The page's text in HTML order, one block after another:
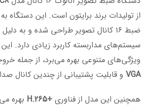
از تولیدات برند برایتون است. این دستگاه
ضبط ۱۶ کانال تصویر طراحی شده و به
سیستم‌های مداربسته کاربرد زیادی دارد.
ویژگی‌های متنوعی بهره می‌برد، از جمله
VGA و قابلیت پشتیبانی از چندین کانال صدا​
همچنین این مدل از فناوری +H.265
بهره